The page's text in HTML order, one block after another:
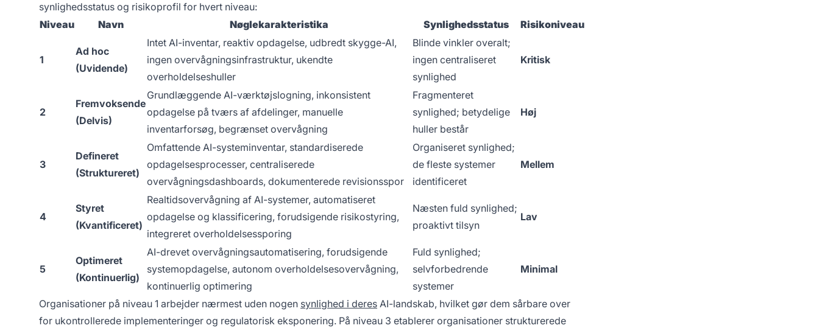
synlighedsstatus og risikoprofil for hvert niveau:
Niveau
Navn Nøglekarakteristika Synlighedsstatus Risikoniveau
1
Ad hoc
(Uvidende)
Intet AI-inventar, reaktiv opdagelse, udbredt skygge-AI,
ingen overvågningsinfrastruktur, ukendte
overholdelseshuller
Blinde vinkler overalt;
ingen centraliseret
synlighed
Kritisk
2
Fremvoksende
(Delvis)
Grundlæggende AI-værktøjslogning, inkonsistent
opdagelse på tværs af afdelinger, manuelle
inventarforsøg, begrænset overvågning
Fragmenteret
synlighed; betydelige
huller består
Høj
3
Defineret
(Struktureret)
Omfattende AI-systeminventar, standardiserede
opdagelsesprocesser, centraliserede
overvågningsdashboards, dokumenterede revisionsspor
Organiseret synlighed;
de fleste systemer
identificeret
Mellem
4
Styret
(Kvantificeret)
Realtidsovervågning af AI-systemer, automatiseret
opdagelse og klassificering, forudsigende risikostyring,
integreret overholdelsessporing
Næsten fuld synlighed;
proaktivt tilsyn
Lav
5
Optimeret
(Kontinuerlig)
AI-drevet overvågningsautomatisering, forudsigende
systemopdagelse, autonom overholdelsesovervågning,
kontinuerlig optimering
Fuld synlighed;
selvforbedrende
systemer
Minimal
Organisationer på niveau 1 arbejder nærmest uden nogen synlighed i deres AI-landskab, hvilket gør dem sårbare over
for ukontrollerede implementeringer og regulatorisk eksponering. På niveau 3 etablerer organisationer strukturerede